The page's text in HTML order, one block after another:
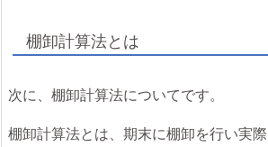
棚卸計算法とは
次に、棚卸計算法についてです。
棚卸計算法とは、期末に棚卸を行い実